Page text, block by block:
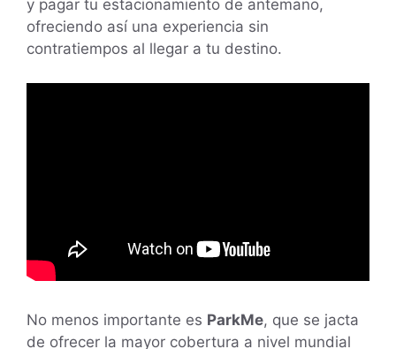
y pagar tu estacionamiento de antemano,
ofreciendo así una experiencia sin
contratiempos al llegar a tu destino.
No menos importante es ParkMe, que se jacta
de ofrecer la mayor cobertura a nivel mundial